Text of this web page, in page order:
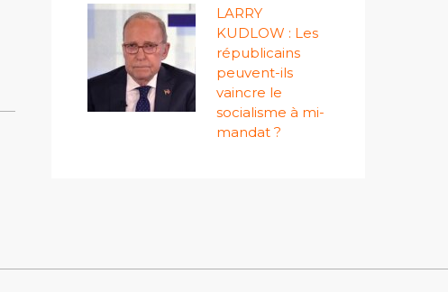
LARRY
KUDLOW : Les
républicains
peuvent-ils
vaincre le
socialisme à mi-
mandat ?